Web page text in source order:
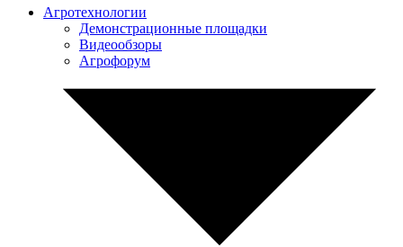
Агротехнологии
Демонстрационные площадки
Видеообзоры
Агрофорум